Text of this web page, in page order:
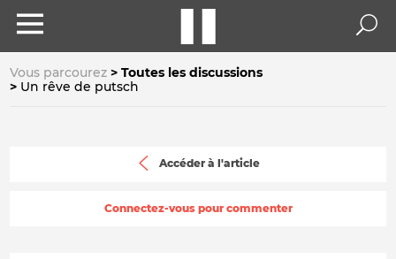
Vous parcourez
Toutes les discussions
Un rêve de putsch
Accéder à l'article
Connectez-vous pour commenter